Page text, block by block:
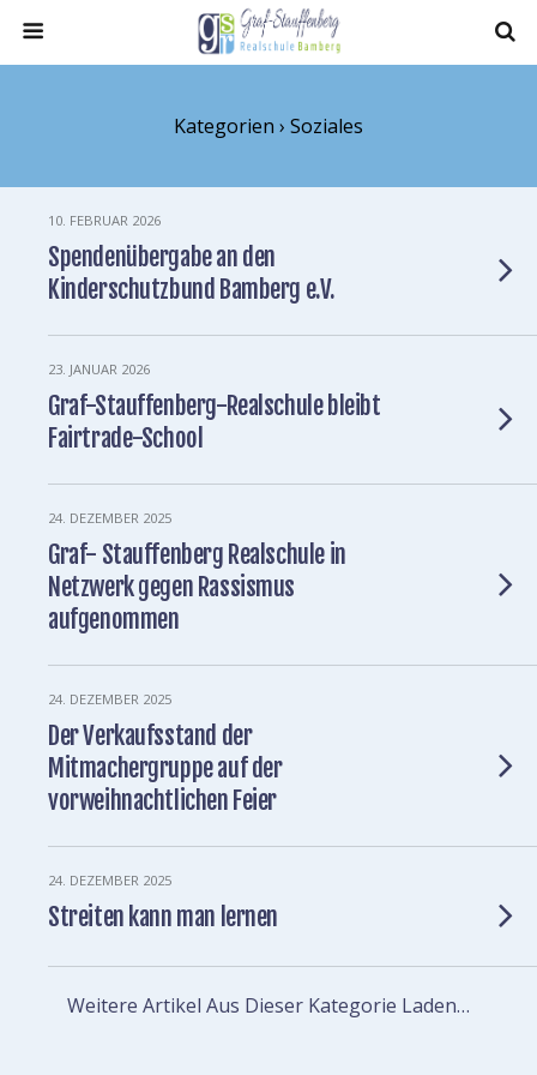
Kategorien › Soziales
10. FEBRUAR 2026
Spendenübergabe an den
Kinderschutzbund Bamberg e.V.
23. JANUAR 2026
Graf-Stauffenberg-Realschule bleibt
Fairtrade-School
24. DEZEMBER 2025
Graf- Stauffenberg Realschule in
Netzwerk gegen Rassismus
aufgenommen
24. DEZEMBER 2025
Der Verkaufsstand der
Mitmachergruppe auf der
vorweihnachtlichen Feier
24. DEZEMBER 2025
Streiten kann man lernen
Weitere Artikel Aus Dieser Kategorie Laden…